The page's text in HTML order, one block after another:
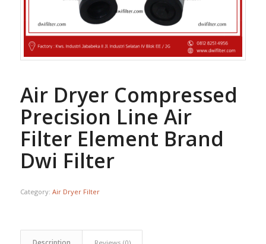
Air Dryer Compressed
Precision Line Air
Filter Element Brand
Dwi Filter
Category: Air Dryer Filter